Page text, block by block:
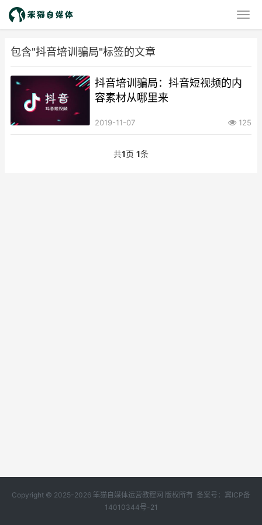
包含"抖音培训骗局"标签的文章
抖音培训骗局：抖音短视频的内
容素材从哪里来
2019-11-07 125
共1页 1条
Copyright © 2025-2026 笨猫自媒体运营教程网 版权所有 备案号： 冀ICP备
14010344号-21